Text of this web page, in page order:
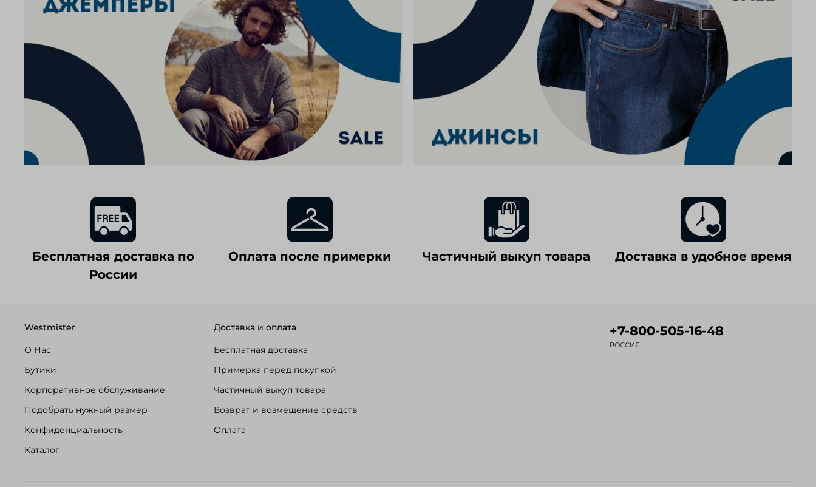
Бесплатная доставка по
России
Оплата после примерки Частичный выкуп товара Доставка в удобное время
Westmister
О Нас
Бутики
Корпоративное обслуживание
Подобрать нужный размер
Конфиденциальность
Каталог
Доставка и оплата
Бесплатная доставка
Примерка перед покупкой
Частичный выкуп товара
Возврат и возмещение средств
Оплата
+7-800-505-16-48
РОССИЯ